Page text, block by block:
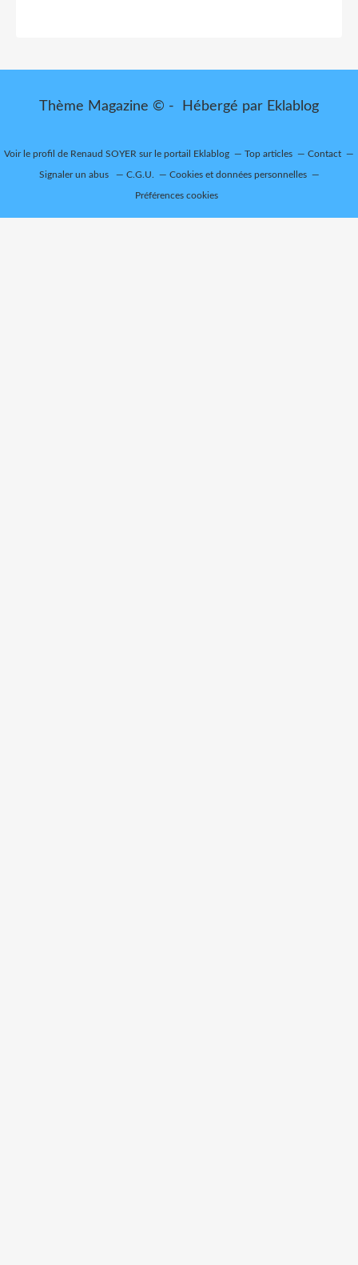
Thème Magazine © - Hébergé par Eklablog
Voir le profil de Renaud SOYER sur le portail Eklablog Top articles Contact
Signaler un abus C.G.U. Cookies et données personnelles
Préférences cookies